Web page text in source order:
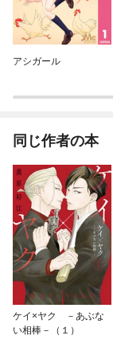
アシガール
同じ作者の本
ケイ×ヤク －あぶな
い相棒－（１）